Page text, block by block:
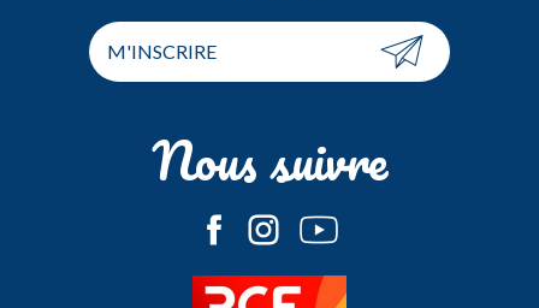
M'INSCRIRE
Nous suivre